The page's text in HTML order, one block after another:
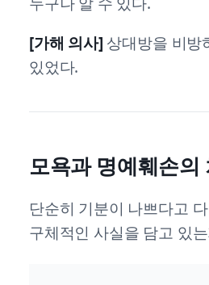
[가해 의사] 상대방을 비방
있었다.
모욕과 명예훼손의
단순히 기분이 나쁘다고
구체적인 사실을 담고 있